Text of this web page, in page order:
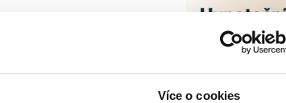
Více o cookies